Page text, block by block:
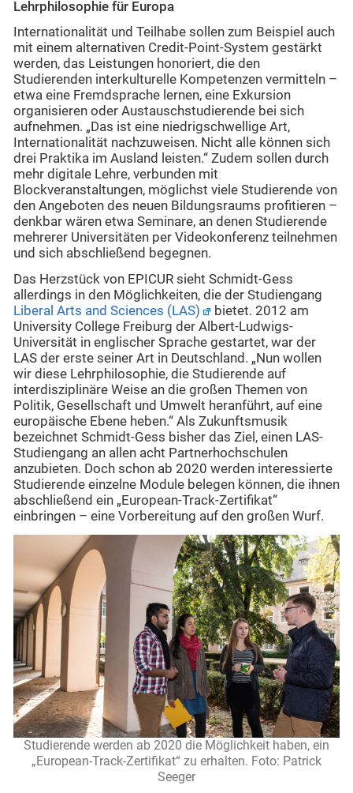
Lehrphilosophie für Europa
Internationalität und Teilhabe sollen zum Beispiel auch
mit einem alternativen Credit-Point-System gestärkt
werden, das Leistungen honoriert, die den
Studierenden interkulturelle Kompetenzen vermitteln –
etwa eine Fremdsprache lernen, eine Exkursion
organisieren oder Austauschstudierende bei sich
aufnehmen. „Das ist eine niedrigschwellige Art,
Internationalität nachzuweisen. Nicht alle können sich
drei Praktika im Ausland leisten.“ Zudem sollen durch
mehr digitale Lehre, verbunden mit
Blockveranstaltungen, möglichst viele Studierende von
den Angeboten des neuen Bildungsraums profitieren –
denkbar wären etwa Seminare, an denen Studierende
mehrerer Universitäten per Videokonferenz teilnehmen
und sich abschließend begegnen.
Das Herzstück von EPICUR sieht Schmidt-Gess
allerdings in den Möglichkeiten, die der Studiengang
Liberal Arts and Sciences (LAS)
bietet. 2012 am
University College Freiburg der Albert-Ludwigs-
Universität in englischer Sprache gestartet, war der
LAS der erste seiner Art in Deutschland. „Nun wollen
wir diese Lehrphilosophie, die Studierende auf
interdisziplinäre Weise an die großen Themen von
Politik, Gesellschaft und Umwelt heranführt, auf eine
europäische Ebene heben.“ Als Zukunftsmusik
bezeichnet Schmidt-Gess bisher das Ziel, einen LAS-
Studiengang an allen acht Partnerhochschulen
anzubieten. Doch schon ab 2020 werden interessierte
Studierende einzelne Module belegen können, die ihnen
abschließend ein „European-Track-Zertifikat“
einbringen – eine Vorbereitung auf den großen Wurf.
Studierende werden ab 2020 die Möglichkeit haben, ein
„European-Track-Zertifikat“ zu erhalten. Foto: Patrick
Seeger